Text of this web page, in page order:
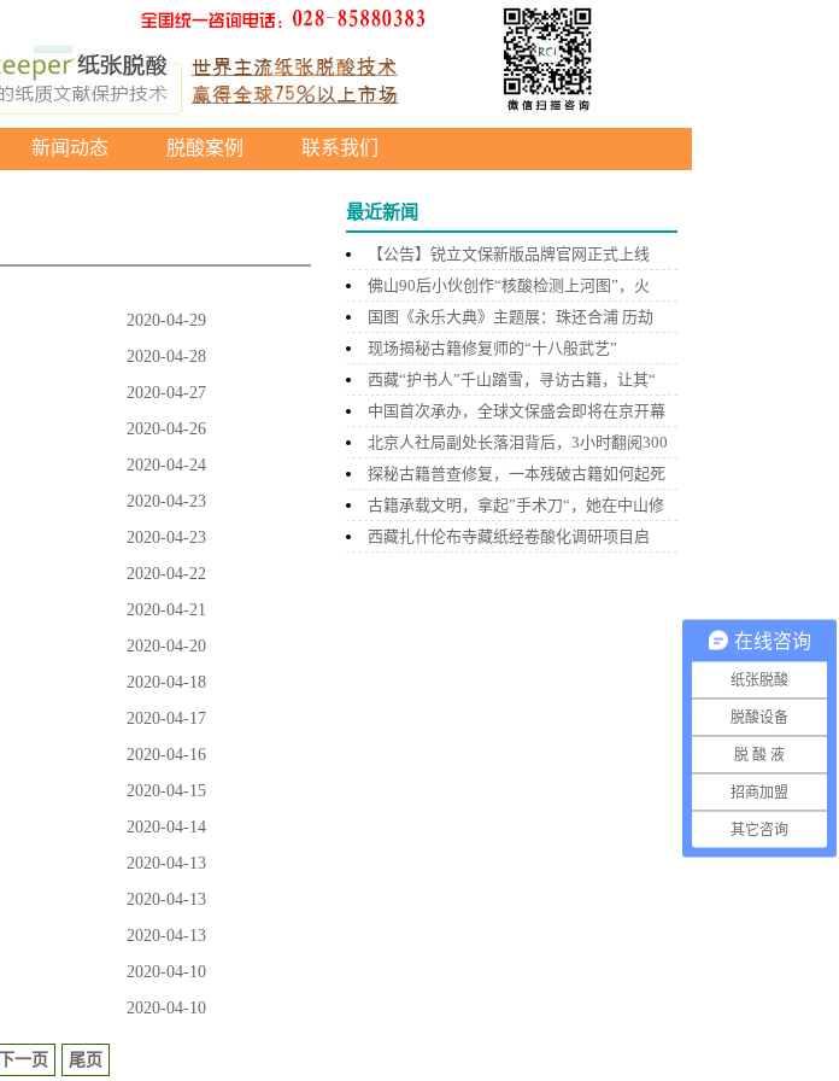
新闻动态 脱酸案例 联系我们
2020-04-29
2020-04-28
2020-04-27
2020-04-26
2020-04-24
2020-04-23
2020-04-23
2020-04-22
2020-04-21
2020-04-20
2020-04-18
2020-04-17
2020-04-16
2020-04-15
2020-04-14
2020-04-13
2020-04-13
2020-04-13
2020-04-10
2020-04-10
下一页 尾页
最近新闻
【公告】锐立文保新版品牌官网正式上线
佛山90后小伙创作“核酸检测上河图”，火
国图《永乐大典》主题展：珠还合浦 历劫
现场揭秘古籍修复师的“十八般武艺”
西藏“护书人”千山踏雪，寻访古籍，让其“
中国首次承办，全球文保盛会即将在京开幕
北京人社局副处长落泪背后，3小时翻阅300
探秘古籍普查修复，一本残破古籍如何起死
古籍承载文明，拿起”手术刀“，她在中山修
西藏扎什伦布寺藏纸经卷酸化调研项目启
在线咨询
纸张脱酸
脱酸设备
脱 酸 液
招商加盟
其它咨询